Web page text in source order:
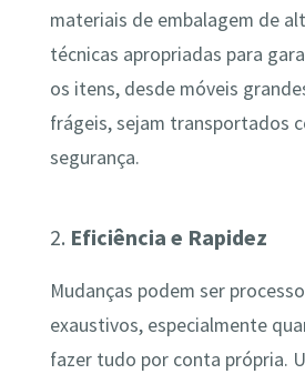
materiais de embalagem de
técnicas apropriadas para
os itens, desde móveis
frágeis, sejam transportados
segurança.
2. Eficiência e Rapidez
Mudanças podem ser
exaustivos, especialmente
fazer tudo por conta própria.